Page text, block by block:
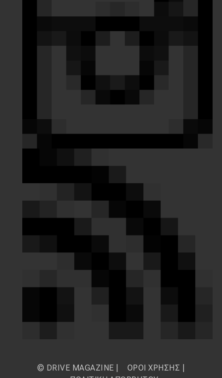
© DRIVE MAGAZINE | ΟΡΟΙ ΧΡΗΣΗΣ